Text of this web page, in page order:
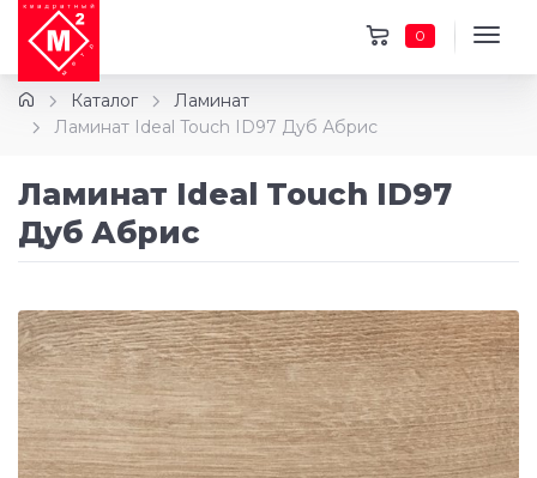
0
Каталог
Ламинат
Ламинат Ideal Touch ID97 Дуб Абрис
Ламинат Ideal Touch ID97
Дуб Абрис